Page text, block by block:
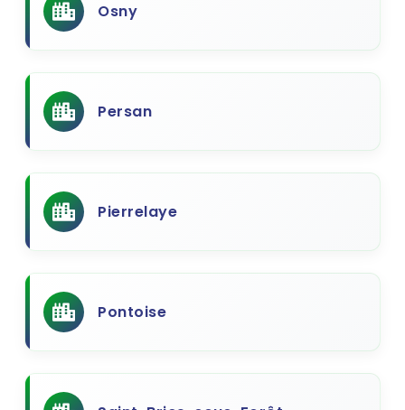
Osny
Persan
Pierrelaye
Pontoise